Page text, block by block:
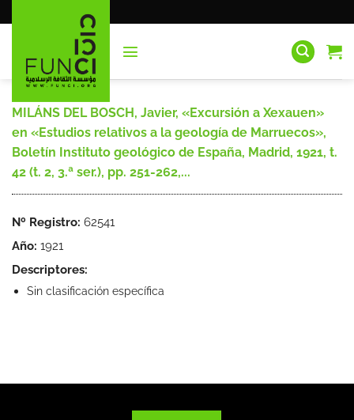
al
MILÁNS DEL BOSCH, Javier, «Excursión a Xexauen»
en «Estudios relativos a la geología de Marruecos»,
Boletín Instituto geológico de España, Madrid, 1921, t.
42 (t. 2, 3.ª ser.), pp. 251-262,...
Nº Registro: 62541
Año: 1921
Descriptores:
Sin clasificación específica